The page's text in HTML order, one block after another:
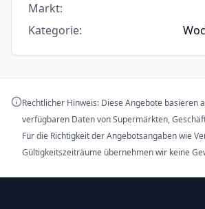
Markt:
Kategorie:
Rechtlicher Hinweis: Diese Angebote basieren
verfügbaren Daten von Supermärkten,
Für die Richtigkeit der Angebotsangaben wie
Gültigkeitszeiträume übernehmen wir keine